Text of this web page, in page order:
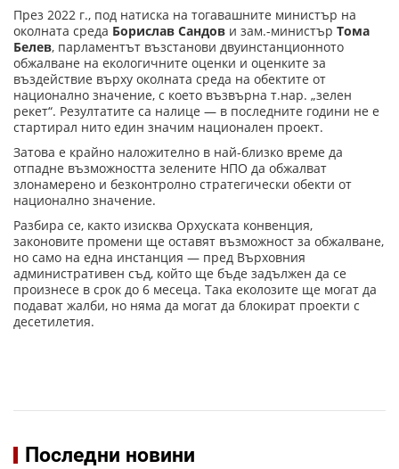
През 2022 г., под натиска на тогавашните министър на
околната среда Борислав Сандов и зам.-министър Тома
Белев, парламентът възстанови двуинстанционното
обжалване на екологичните оценки и оценките за
въздействие върху околната среда на обектите от
национално значение, с което възвърна т.нар. „зелен
рекет“. Резултатите са налице — в последните години не е
стартирал нито един значим национален проект.
Затова е крайно наложително в най-близко време да
отпадне възможността зелените НПО да обжалват
злонамерено и безконтролно стратегически обекти от
национално значение.
Разбира се, както изисква Орхуската конвенция,
законовите промени ще оставят възможност за обжалване,
но само на една инстанция — пред Върховния
административен съд, който ще бъде задължен да се
произнесе в срок до 6 месеца. Така еколозите ще могат да
подават жалби, но няма да могат да блокират проекти с
десетилетия.
Последни новини